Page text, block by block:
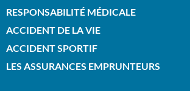
RESPONSABILITÉ MÉDICALE
ACCIDENT DE LA VIE
ACCIDENT SPORTIF
LES ASSURANCES EMPRUNTEURS